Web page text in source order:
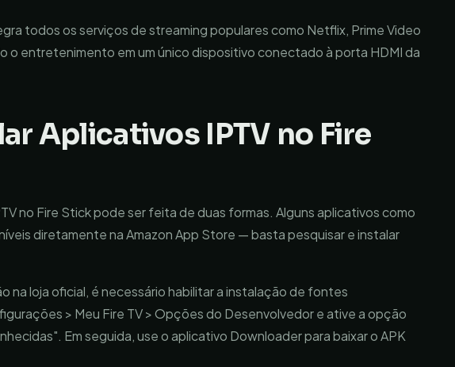
todos os serviços de streaming populares como Netflix, Prime Video
o entretenimento em um único dispositivo conectado à porta HDMI da
Aplicativos IPTV no Fire
no Fire Stick pode ser feita de duas formas. Alguns aplicativos como
diretamente na Amazon App Store — basta pesquisar e instalar
na loja oficial, é necessário habilitar a instalação de fontes
> Meu Fire TV > Opções do Desenvolvedor e ative a opção
Em seguida, use o aplicativo Downloader para baixar o APK